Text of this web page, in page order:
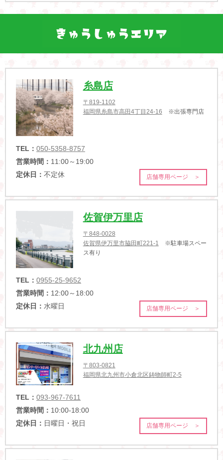
糸島店
〒819-1102
福岡県糸島市高田4丁目24-16 ※出張専門店
TEL： 050-5358-8757
営業時間： 11:00～19:00
定休日： 不定休 店舗専用ページ ＞
佐賀伊万里店
〒848-0028
佐賀県伊万里市脇田町221-1
※駐車場スペー
ス有り
TEL： 0955-25-9652
営業時間： 12:00～18:00
定休日： 水曜日 店舗専用ページ ＞
北九州店
〒803-0821
福岡県北九州市小倉北区鋳物師町2-5
TEL： 093-967-7611
営業時間： 10:00-18:00
定休日： 日曜日・祝日 店舗専用ページ ＞